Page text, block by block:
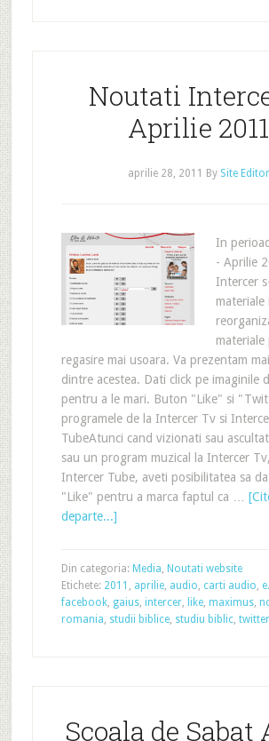
Noutati
Aprilie 2011
aprilie 28, 2011 By Site Editor
In
- Aprilie
Intercer
materiale
regasire mai usoara. Va prezentam
dintre acestea. Dati click pe imaginile
pentru a le mari. Buton "Like" si
programele de la Intercer Tv si
TubeAtunci cand vizionati sau
sau un program muzical la Intercer
Intercer Tube, aveti posibilitatea sa
"Like" pentru a marca faptul ca …
departe...]
Din categoria: Media, Noutati website
Etichete: 2011 , aprilie, audio, carti audio,
facebook, gaius, intercer, like, maximus,
romania, studii biblice, studiu biblic, twitter
Scoala de Sabat